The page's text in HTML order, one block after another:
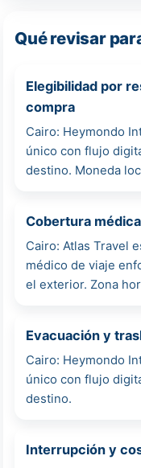
Qué revisar
Elegibilidad por
compra
Cairo: Heymondo
único con flujo
destino. Moneda
Cobertura
Cairo: Atlas Travel
médico de viaje
el exterior. Zona
Evacuación y
Cairo: Heymondo
único con flujo
destino.
Interrupción y